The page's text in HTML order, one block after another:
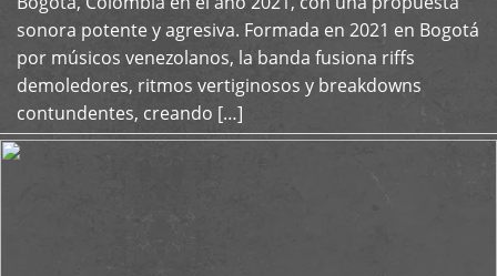
sonora potente y agresiva. Formada en 2021 en Bogotá
por músicos venezolanos, la banda fusiona riffs
demoledores, ritmos vertiginosos y breakdowns
contundentes, creando […]